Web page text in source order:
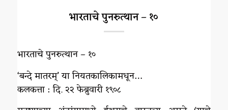
भारताचे पुनरुत्थान – १०
भारताचे पुनरुत्थान – १०
‘बन्दे मातरम्’ या नियतकालिकामधून…
कलकत्ता : दि. २२ फेब्रुवारी १९०८